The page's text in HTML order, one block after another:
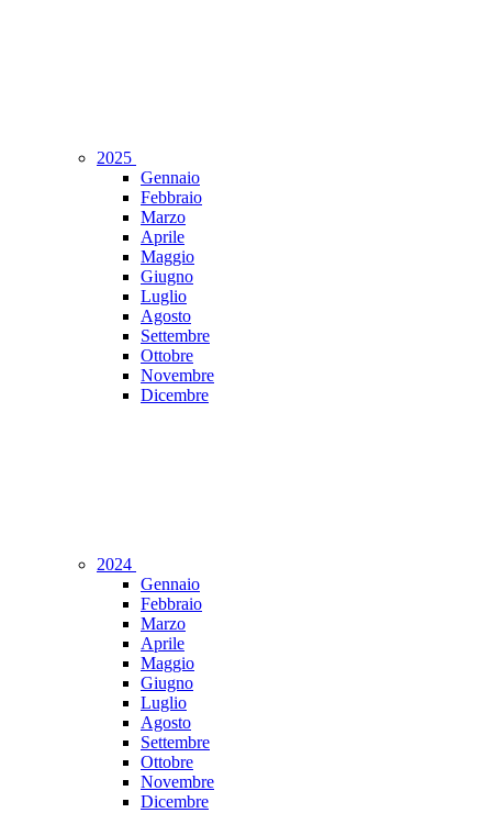
2025
Gennaio
Febbraio
Marzo
Aprile
Maggio
Giugno
Luglio
Agosto
Settembre
Ottobre
Novembre
Dicembre
2024
Gennaio
Febbraio
Marzo
Aprile
Maggio
Giugno
Luglio
Agosto
Settembre
Ottobre
Novembre
Dicembre